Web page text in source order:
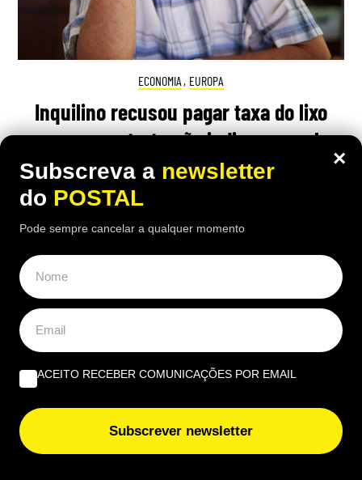
ECONOMIA , EUROPA
Inquilino recusou pagar taxa do lixo
porque o contrato não indicava o valor:
tribunal obrigou-o a pagar por este
20:30 5 Agosto, 2026|João Luís
O inquilino contestou a taxa do lixo por considerar
que contrato não era suficientemente claro, mas o
tribunal espanhol deu razão ao senhorio
ÚLTIMAS NOTÍCIAS
Americanos rendem-se a ilha portuguesa com “praia
dourada” de nove quilómetros que já foi eleita a melhor
×
Subscreva a newsletter
do POSTAL
Pode sempre cancelar a qualquer momento
ACEITO RECEBER COMUNICAÇÕES POR EMAIL
Subscrever newsletter